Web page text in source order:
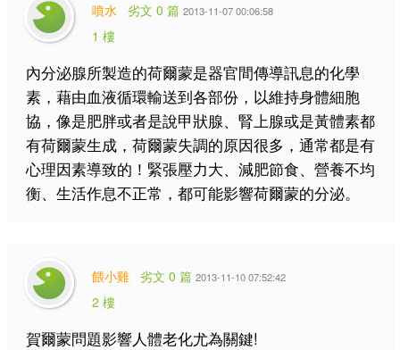
噴水 劣文 0 篇 2013-11-07 00:06:58
1 樓
內分泌腺所製造的荷爾蒙是器官間傳導訊息的化學
素，藉由血液循環輸送到各部份，以維持身體細胞
協，像是肥胖或者是說甲狀腺、腎上腺或是黃體素都
有荷爾蒙生成，荷爾蒙失調的原因很多，通常都是有
心理因素導致的！緊張壓力大、減肥節食、營養不均
衡、生活作息不正常，都可能影響荷爾蒙的分泌。
餵小雞 劣文 0 篇 2013-11-10 07:52:42
2 樓
賀爾蒙問題影響人體老化尤為關鍵!